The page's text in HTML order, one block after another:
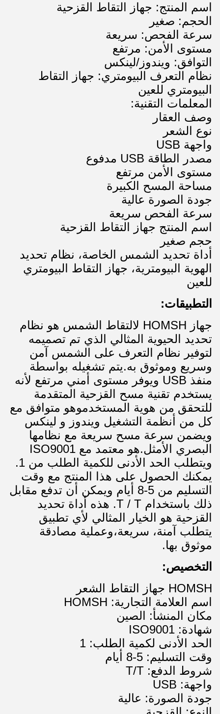
اسم المنتج: جهاز التقاط القزحية
الحجم: صغير
سرعة الفحص: سريعة
مستوى الأمن: مرتفع
التوافق: ويندوز/لينكس
نظام التعرف البيومتري: جهاز التقاط
البيومتري للعين
المعلمات التقنية:
وصف العقار
نوع الشعر
واجهة USB
مصدر الطاقة USB مدفوع
مستوى الأمن مرتفع
مساحة المسح الكبيرة
جودة الصورة عالية
سرعة الفحص سريعة
اسم المنتج جهاز التقاط القزحية
حجم صغير
أداة تحديد الشمس الخاصة، نظام تحديد
الهوية البيومترية، جهاز التقاط البيومتري
للعين
التطبيقات:
جهاز HOMSH لالتقاط الشمس هو نظام
تحديد الحيوية المثالي الذي تم تصميمه
لتوفير نظام التعرف على الشمس آمن
وسريع وموثوق به.يتم تشغيله بواسطة
منفذ USB ويوفر مستوى أمني مرتفع لأنه
يستخدم تقنية مسح القزحية المتقدمة
للتحقق من هوية المستخدموهو متوافق مع
كل من أنظمة التشغيل ويندوز و لينكس
ويضمن سرعة مسح سريعة مع نظامها
البصري الأمثل.هو معتمد مع ISO9001
ويتطلب الحد الأدنى للكمية الطلب من 1.
يمكنك الحصول على هذا المنتج مع وقت
التسليم من 5-8 أيام ويمكن أن تدفع مقابل
ذلك باستخدام T / T. هذه أداة تحديد
القزحية هو الخيار المثالي لأي تطبيق
يتطلب آمنة، سريعة،وعملية مصادقة
موثوق بها.
التخصيص:
HOMSH جهاز التقاط الشعر
اسم العلامة التجارية: HOMSH
مكان المنشأ: الصين
شهادة: ISO9001
الحد الأدنى لكمية الطلب: 1
وقت التسليم: 5-8 أيام
شروط الدفع: T/T
واجهة: USB
جودة الصورة: عالية